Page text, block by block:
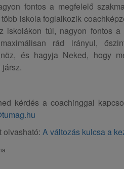
fontos a megfelelő
iskola foglalkozik
iskolákon túl, nagyon fontos
rád irányul,
és hagyja Neked, hogy
kérdés a coachinggal
olvasható: A változás kulcsa a